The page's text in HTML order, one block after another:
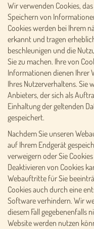
Wir verwenden Cookies,
Speichern von
Cookies werden bei Ihrem
erkannt und tragen
beschleunigen und die
Sie zu machen. Ihre von
Informationen dienen Ihrer
Ihres Nutzerverhaltens. Sie
Anbieters, der sich als
Einhaltung der geltenden
gespeichert.
Nachdem Sie unseren
auf Ihrem Endgerät
verweigern oder Sie
Deaktivieren von Cookies
Webauftritte für Sie
Cookies auch durch eine
Software verhindern. Wir
diesem Fall gegebenenfalls
Website werden nutzen